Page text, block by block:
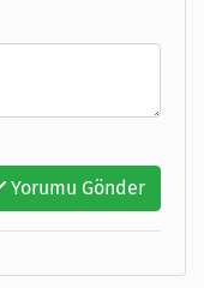
Yorumu Gönder